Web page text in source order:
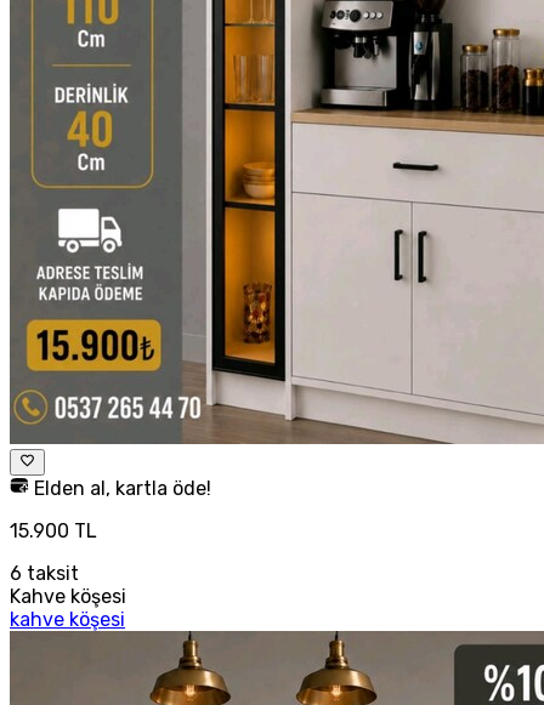
Elden al, kartla öde!
15.900 TL
6 taksit
Kahve köşesi
kahve köşesi